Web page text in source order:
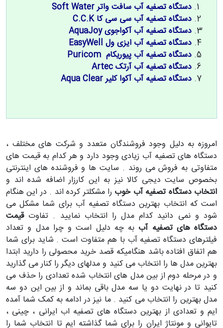
دستگاه تصفیه آب سافت واتر Soft Water
دستگاه تصفیه آب سی سی کا C.C.K
دستگاه تصفیه آب آکواجوی AquaJoy
دستگاه تصفیه آب ایزی ول EasyWell
دستگاه تصفیه آب پیوریکام Puricom
دستگاه تصفیه آب آرتک Artec
دستگاه تصفیه آب آکوا کلیر Aqua Clear
امروزه به دلیل وجود فروشندگان متعدد و شرکت های مختلف ،
دستگاه های تصفیه آب زیادی وجود دارد و هر کدام به قیمت های
متفاوتی به فروش می روند . سایت ها و فروشنده های اینترنتی
بخصوص سایت دیجی کالا نیز به این کارزار اضافه شده اند و
انتخاب دستگاه تصفیه آب خوب را مشکلتر کرده اند . در این هنگام
است که انتخاب بهترین دستگاه تصفیه آب برای شما مشکل می
شود و نمی دانید کدام مدل را انتخاب نمایید . تفاوتقیمت
دستگاه های تصفیه آب به چه دلیل است و چرا مدل و تعداد
فیلترهای دستگاه تصفیه آب با هم متفاوت است . شاید برای شما
هم اتفاق افتاده باشد هنگامیکه قصد خرید محصولی را دارید ابتدا
بهترین مدل ها را انتخاب می کنید و مدلهای دیگر را کنار می گذارید
و در مرحله دوم از بین مدل های انتخاب شده تعدادی را حذف می
کنید تا در نهایت دو یا سه مدل باقی بماند و از بین این دو سه
مدل بهترین را انتخاب می کنید . ما نیز در ادامه به کمک شما آمده
ایم و تعدادی از بهترین دستگاه های تصفیه اب ایرانی ، چینی ،
تایوانی و مونتاژ ایران را برای شما گذاشته ایم تا انتخاب شما را